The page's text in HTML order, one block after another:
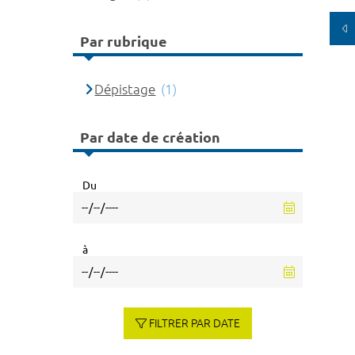
Par rubrique
Dépistage (1)
Par date de création
Du
à
FILTRER PAR DATE